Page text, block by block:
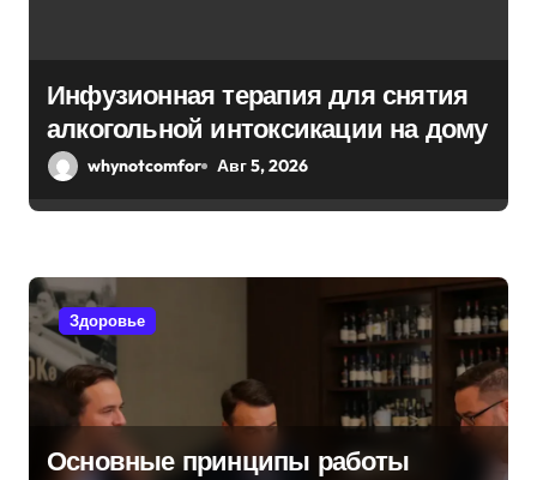
п
и
с
я
м
Инфузионная терапия для снятия
алкогольной интоксикации на дому
whynotcomfor Авг 5, 2026
Здоровье
Основные принципы работы